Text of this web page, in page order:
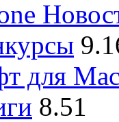
для
8.51